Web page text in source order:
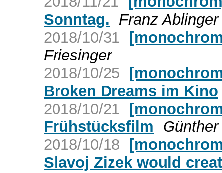
Sonntag.
Franz Ablinger
2018/10/31
Friesinger
2018/10/25
Broken Dreams im Kino
2018/10/21
Frühstücksfilm
2018/10/18
Slavoj Zizek would